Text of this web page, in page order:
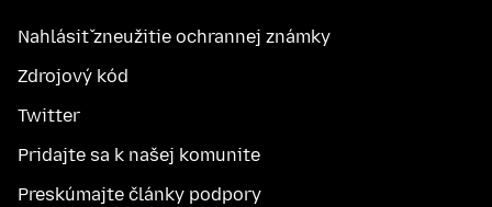
Nahlásiť zneužitie ochrannej známky
Zdrojový kód
Twitter
Pridajte sa k našej komunite
Preskúmajte články podpory